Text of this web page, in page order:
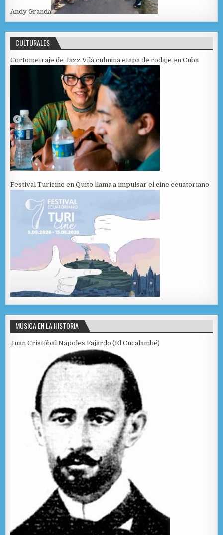
Andy Granda
CULTURALES
Cortometraje de Jazz Vilá culmina etapa de rodaje en Cuba
Festival Turicine en Quito llama a impulsar el cine ecuatoriano
MÚSICA EN LA HISTORIA
Juan Cristóbal Nápoles Fajardo (El Cucalambé)